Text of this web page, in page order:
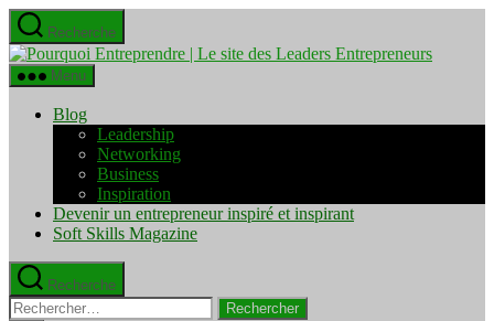
Aller
au
contenu
Recherche
Pourquoi
Menu
Blog
Leadership
Networking
Business
Inspiration
Devenir un entrepreneur inspiré et inspirant
Soft Skills Magazine
Recherche
Rechercher :